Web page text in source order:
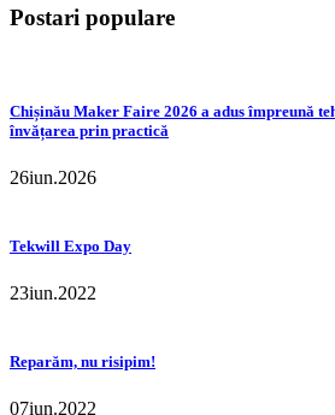
Postari populare
Chișinău Maker Faire 2026 a adus împreună
învățarea prin practică
26iun.2026
Tekwill Expo Day
23iun.2022
Reparăm, nu risipim!
07iun.2022